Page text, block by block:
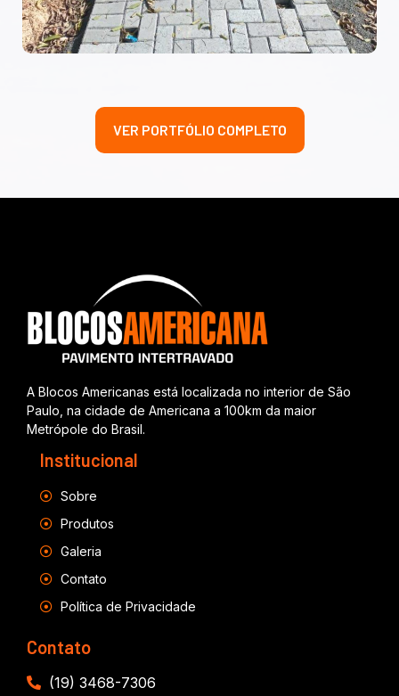
VER PORTFÓLIO COMPLETO
A Blocos Americanas está localizada no interior de São
Paulo, na cidade de Americana a 100km da maior
Metrópole do Brasil.
Institucional
Sobre
Produtos
Galeria
Contato
Política de Privacidade
Contato
(19) 3468-7306